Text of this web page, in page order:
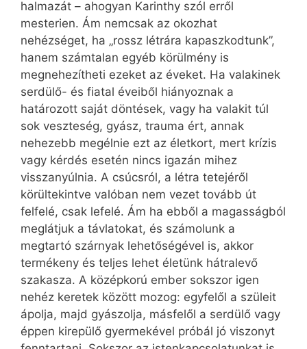
halmazát – ahogyan Karinthy szól erről
mesterien. Ám nemcsak az okozhat
nehézséget, ha „rossz létrára kapaszkodtunk”,
hanem számtalan egyéb körülmény is
megnehezítheti ezeket az éveket. Ha valakinek
serdülő- és fiatal éveiből hiányoznak a
határozott saját döntések, vagy ha valakit túl
sok veszteség, gyász, trauma ért, annak
nehezebb megélnie ezt az életkort, mert krízis
vagy kérdés esetén nincs igazán mihez
visszanyúlnia. A csúcsról, a létra tetejéről
körültekintve valóban nem vezet tovább út
felfelé, csak lefelé. Ám ha ebből a magasságból
meglátjuk a távlatokat, és számolunk a
megtartó szárnyak lehetőségével is, akkor
termékeny és teljes lehet életünk hátralevő
szakasza. A középkorú ember sokszor igen
nehéz keretek között mozog: egyfelől a szüleit
ápolja, majd gyászolja, másfelől a serdülő vagy
éppen kirepülő gyermekével próbál jó viszonyt